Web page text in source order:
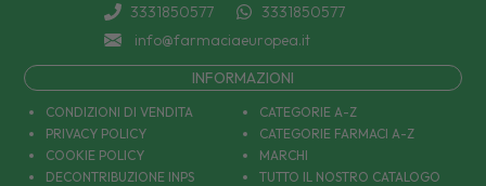
3331850577
3331850577
info@farmaciaeuropea.it
INFORMAZIONI
CONDIZIONI DI VENDITA
PRIVACY POLICY
COOKIE POLICY
DECONTRIBUZIONE INPS
CATEGORIE A-Z
CATEGORIE FARMACI A-Z
MARCHI
TUTTO IL NOSTRO CATALOGO